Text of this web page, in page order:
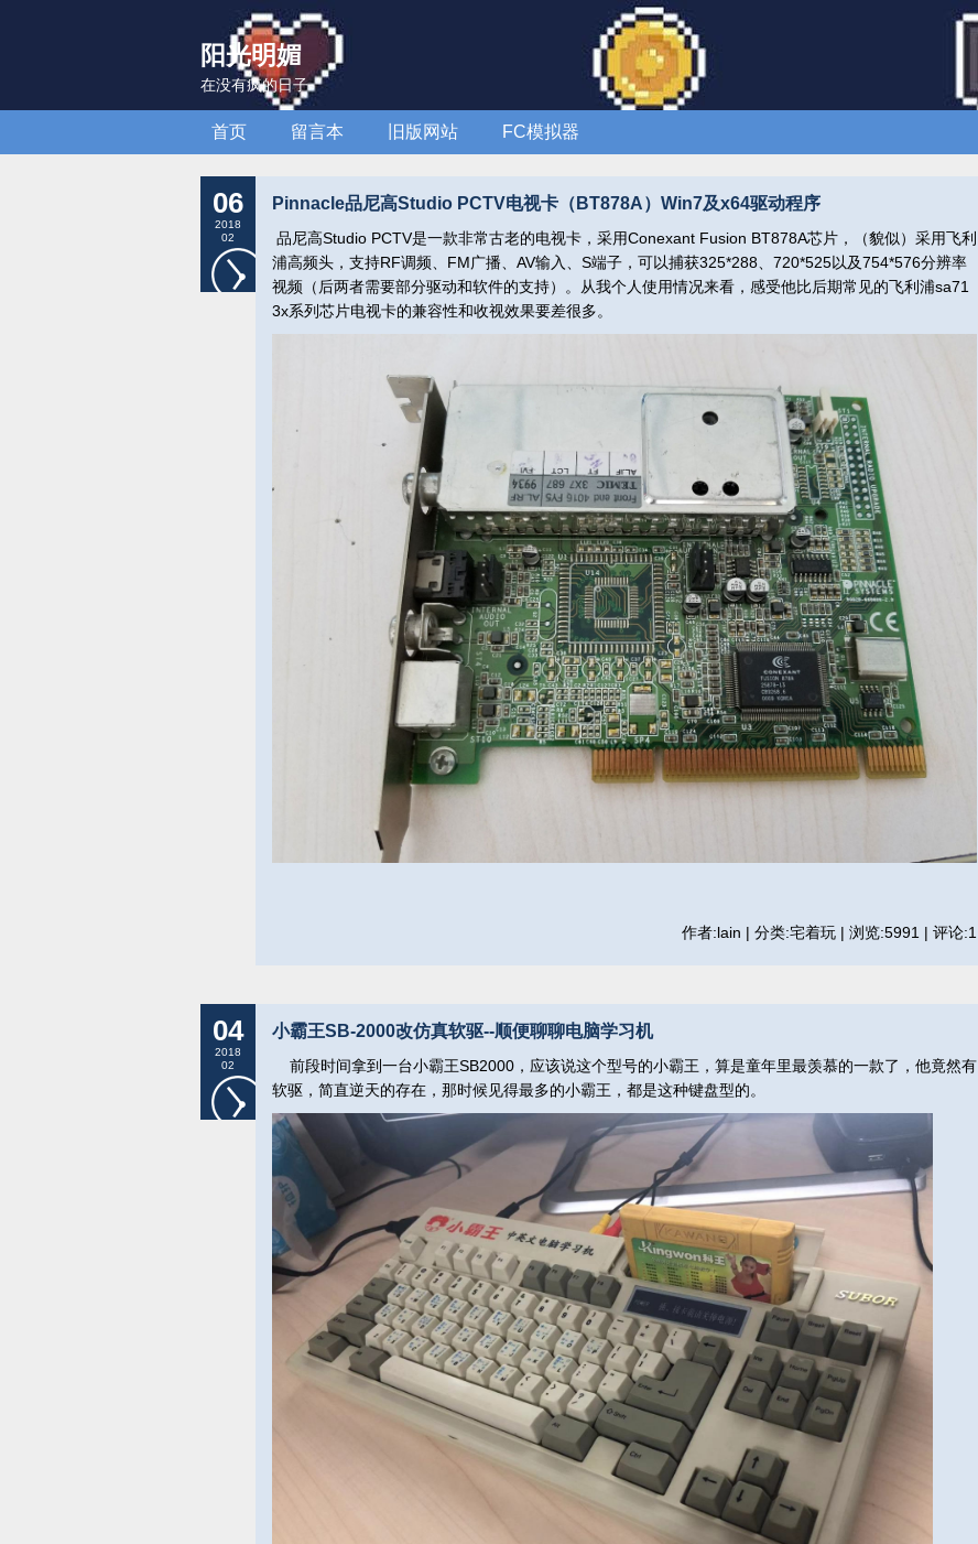
阳光明媚
在没有疯的日子
首页 留言本 旧版网站 FC模拟器
06
2018
02
Pinnacle品尼高Studio PCTV电视卡（BT878A）Win7及x64驱动程序
品尼高Studio PCTV是一款非常古老的电视卡，采用Conexant Fusion BT878A芯片，（貌似）采用飞利
浦高频头，支持RF调频、FM广播、AV输入、S端子，可以捕获325*288、720*525以及754*576分辨率
视频（后两者需要部分驱动和软件的支持）。从我个人使用情况来看，感受他比后期常见的飞利浦sa71
3x系列芯片电视卡的兼容性和收视效果要差很多。
作者:lain | 分类:宅着玩 | 浏览:5991 | 评论:1
04
2018
02
小霸王SB-2000改仿真软驱--顺便聊聊电脑学习机
前段时间拿到一台小霸王SB2000，应该说这个型号的小霸王，算是童年里最羡慕的一款了，他竟然有
软驱，简直逆天的存在，那时候见得最多的小霸王，都是这种键盘型的。